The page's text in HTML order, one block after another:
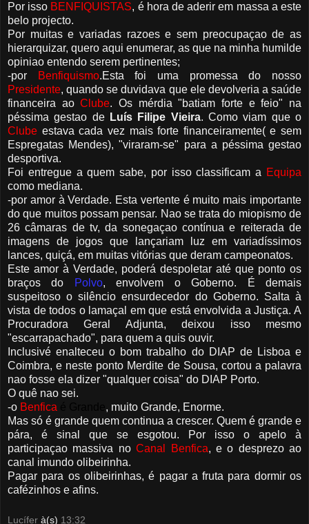
Por isso BENFIQUISTAS, é hora de aderir em massa a este
belo projecto.
Por muitas e variadas razoes e sem preocupaçao de as
hierarquizar, quero aqui enumerar, as que na minha humilde
opiniao entendo serem pertinentes;
-por
Benfiquismo.Esta foi uma promessa do nosso
Presidente, quando se duvidava que ele devolveria a saúde
financeira aoClube. Os mérdia "batiam forte e feio" na
péssima gestao de Luís Filipe Vieira. Como viam que o
Clube estava cada vez mais forte financeiramente( e sem
Espregatas Mendes), "viraram-se" para a péssima gestao
desportiva.
Foi entregue a quem sabe, por isso classificam a Equipa
como mediana.
-por amor à Verdade. Esta vertente é muito mais importante
do que muitos possam pensar. Nao se trata do miopismo de
26 câmaras de tv, da sonegaçao contínua e reiterada de
imagens de jogos que lançariam luz em variadíssimos
lances, quiçá, em muitas vitórias que deram campeonatos.
Este amor à Verdade, poderá despoletar até que ponto os
braços do
Polvo, envolvem o Goberno. É demais
suspeitoso o silêncio ensurdecedor do Goberno. Salta à
vista de todos o lamaçal em que está envolvida a Justiça. A
Procuradora Geral Adjunta, deixou isso mesmo
"escarrapachado", para quem a quis ouvir.
Inclusivé enalteceu o bom trabalho do DIAP de Lisboa e
Coimbra, e neste ponto Merdite de Sousa, cortou a palavra
nao fosse ela dizer "qualquer coisa" do DIAP Porto.
O quê nao sei.
-o Benfica
, muito Grande, Enorme.
Mas só é grande quem continua a crescer. Quem é grande e
pára, é sinal que se esgotou. Por isso o apelo à
participaçao massiva noCanal Benfica, e o desprezo ao
canal imundo olibeirinha.
Pagar para os olibeirinhas, é pagar a fruta para dormir os
cafézinhos e afins.
Lucífer à(s) 13:32